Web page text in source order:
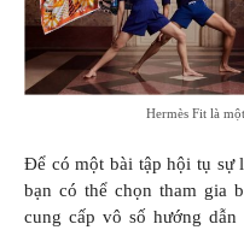
Hermès Fit là
Để có một bài tập hội tụ sự
bạn có thể chọn tham gia
cung cấp vô số hướng